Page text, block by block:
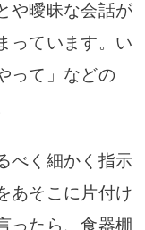
や曖昧な会話が
っています。い
って」などの
べく細かく指示
あそこに片付け
ったら、食器棚